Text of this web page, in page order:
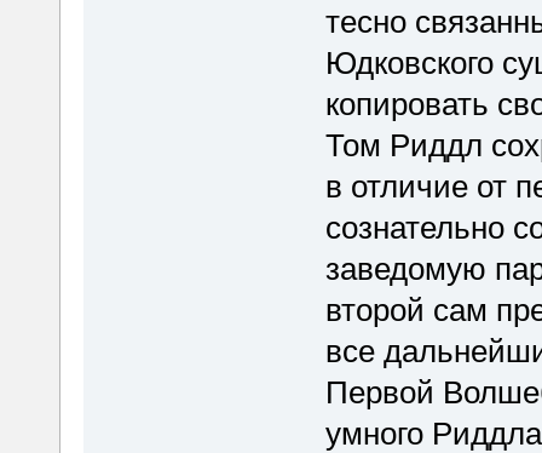
тесно
Юдковского
копировать
Том Риддл
в отличие от
сознательно
заведомую
второй сам
все
Первой
умного